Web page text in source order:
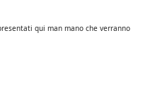
qui man mano che verranno